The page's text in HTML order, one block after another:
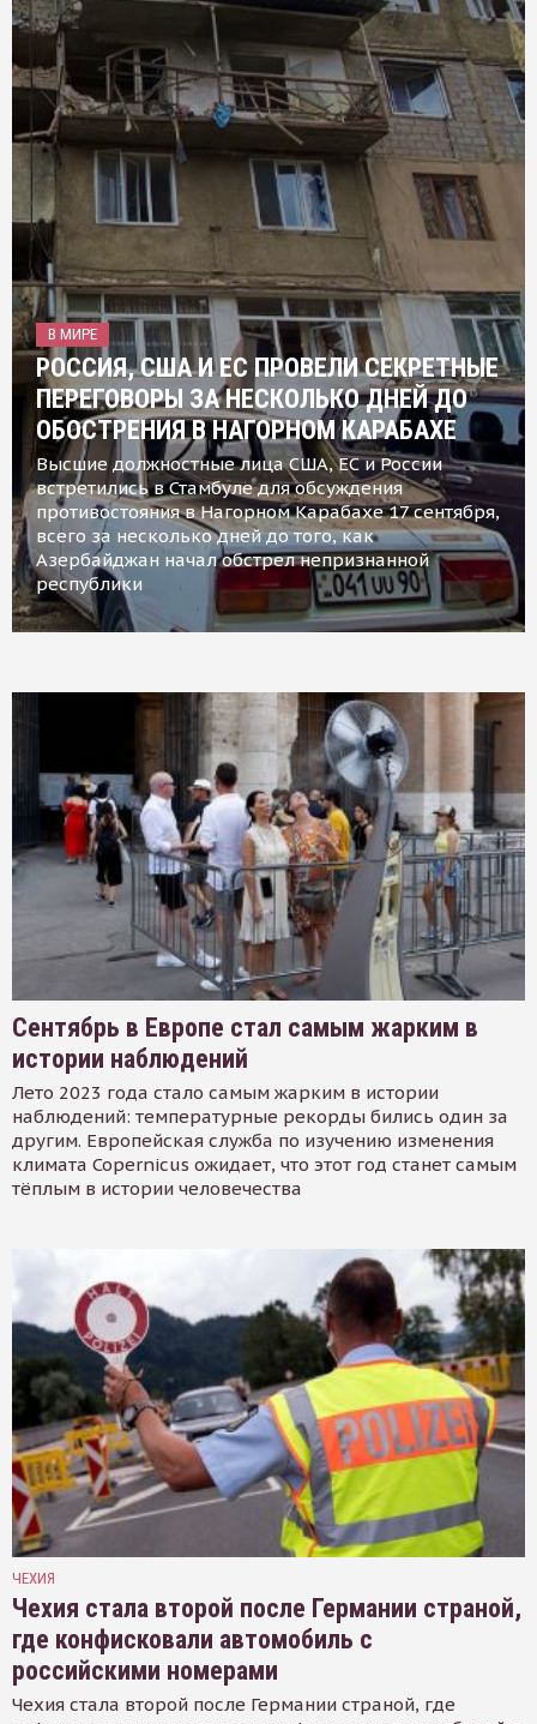
В МИРЕ
РОССИЯ, США И ЕС ПРОВЕЛИ СЕКРЕТНЫЕ
ПЕРЕГОВОРЫ ЗА НЕСКОЛЬКО ДНЕЙ ДО
ОБОСТРЕНИЯ В НАГОРНОМ КАРАБАХЕ
Высшие должностные лица США, ЕС и России
встретились в Стамбуле для обсуждения
противостояния в Нагорном Карабахе 17 сентября,
всего за несколько дней до того, как
Азербайджан начал обстрел непризнанной
республики
Сентябрь в Европе стал самым жарким в
истории наблюдений
Лето 2023 года стало самым жарким в истории
наблюдений: температурные рекорды бились один за
другим. Европейская служба по изучению изменения
климата Copernicus ожидает, что этот год станет самым
тёплым в истории человечества
ЧЕХИЯ
Чехия стала второй после Германии страной,
где конфисковали автомобиль с
российскими номерами
Чехия стала второй после Германии страной, где